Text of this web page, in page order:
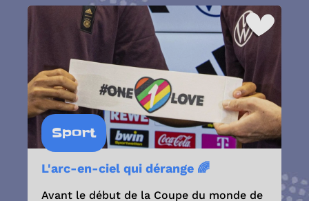
Sport
L'arc-en-ciel qui dérange 🌈
Avant le début de la Coupe du monde de